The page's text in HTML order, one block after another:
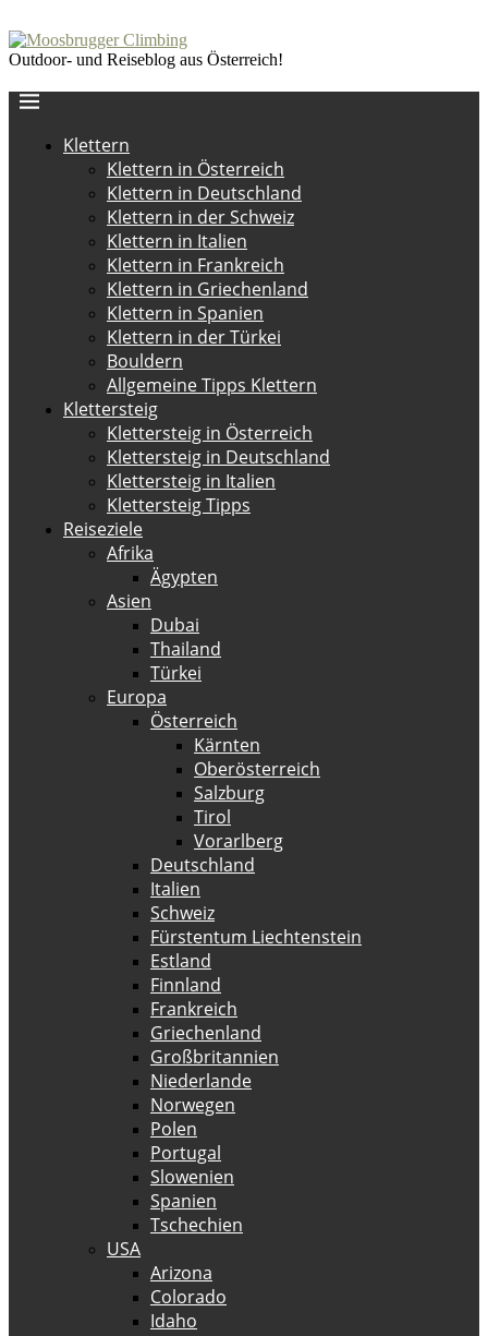
Outdoor- und Reiseblog aus Österreich!
Klettern
Klettern in Österreich
Klettern in Deutschland
Klettern in der Schweiz
Klettern in Italien
Klettern in Frankreich
Klettern in Griechenland
Klettern in Spanien
Klettern in der Türkei
Bouldern
Allgemeine Tipps Klettern
Klettersteig
Klettersteig in Österreich
Klettersteig in Deutschland
Klettersteig in Italien
Klettersteig Tipps
Reiseziele
Afrika
Ägypten
Asien
Dubai
Thailand
Türkei
Europa
Österreich
Kärnten
Oberösterreich
Salzburg
Tirol
Vorarlberg
Deutschland
Italien
Schweiz
Fürstentum Liechtenstein
Estland
Finnland
Frankreich
Griechenland
Großbritannien
Niederlande
Norwegen
Polen
Portugal
Slowenien
Spanien
Tschechien
USA
Arizona
Colorado
Idaho